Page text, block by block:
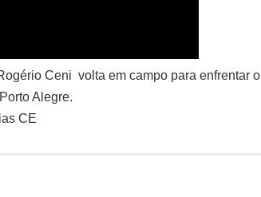
Ceni volta em campo para enfrentar o
Alegre.
CE